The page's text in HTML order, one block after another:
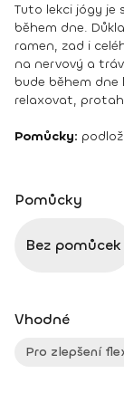
Tuto lekci jógy je
během dne.
ramen, zad i
na nervový a
bude během
relaxovat,
Pomůcky:
Pomůcky
Bez pomůcek
Vhodné
Pro zlepšení